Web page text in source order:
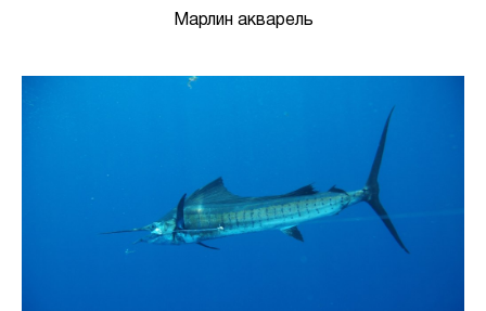
Марлин акварель